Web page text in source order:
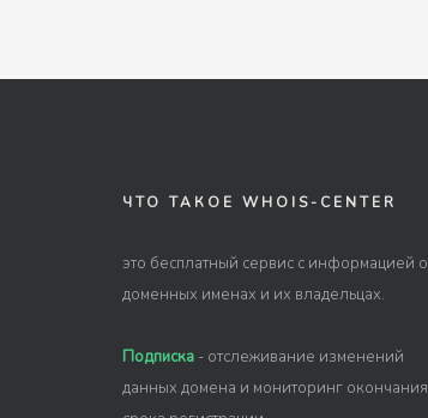
ЧТО ТАКОЕ WHOIS-CENTER
это бесплатный сервис с информацией о
доменных именах и их владельцах.
Подписка - отслеживание изменений
данных домена и мониторинг окончания